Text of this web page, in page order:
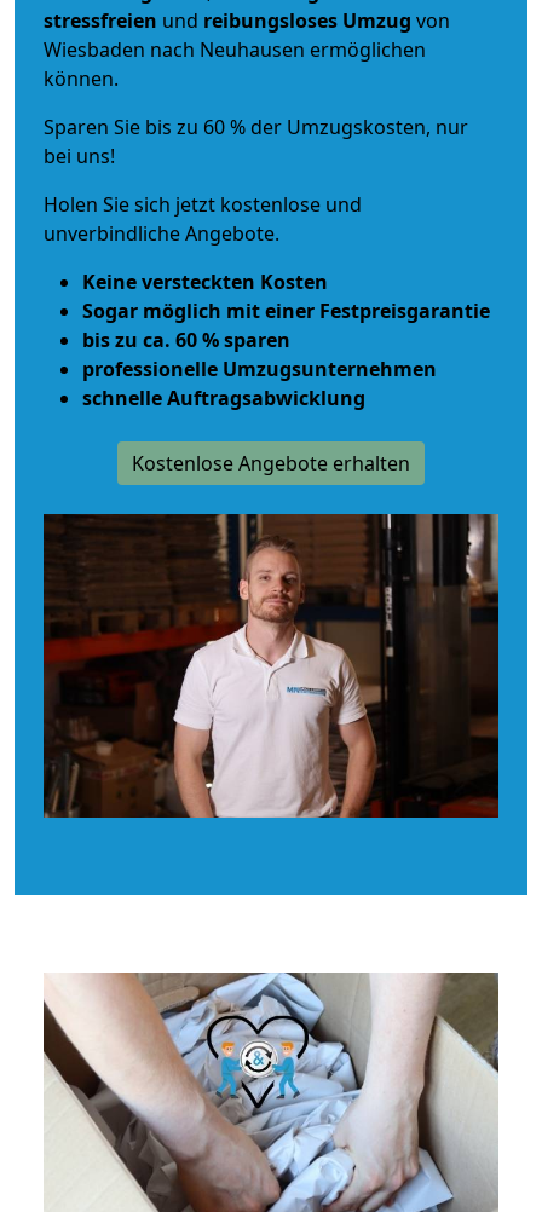
stressfreien und reibungsloses Umzug von
Wiesbaden nach Neuhausen ermöglichen
können.
Sparen Sie bis zu 60 % der Umzugskosten, nur
bei uns!
Holen Sie sich jetzt kostenlose und
unverbindliche Angebote.
Keine versteckten Kosten
Sogar möglich mit einer Festpreisgarantie
bis zu ca. 60 % sparen
professionelle Umzugsunternehmen
schnelle Auftragsabwicklung
Kostenlose Angebote erhalten